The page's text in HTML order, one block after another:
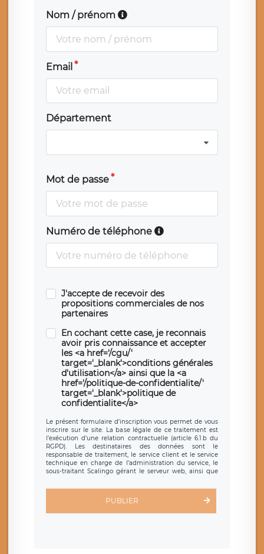
Nom / prénom
Email
Département
Mot de passe
Numéro de téléphone
J'accepte de recevoir des
propositions commerciales de nos
partenaires
En cochant cette case, je reconnais
avoir pris connaissance et accepter
les <a href='/cgu/'
target='_blank'>conditions générales
d'utilisation</a> ainsi que la <a
href='/politique-de-confidentialite/'
target='_blank'>politique de
confidentialite</a>
Le présent formulaire d’inscription vous permet de vous
inscrire sur le site. La base légale de ce traitement est
l’exécution d’une relation contractuelle (article 6.1.b du
RGPD). Les destinataires des données sont le
responsable de traitement, le service client et le service
technique en charge de l’administration du service, le
sous-traitant Scalingo gérant le serveur web, ainsi que
d’inscription est hébergé sur un serveur hébergé par
clauses de
protection conformes au RGPD
. Les données collectées
sont conservées jusqu’à ce que l’Internaute en sollicite la
PUBLIER